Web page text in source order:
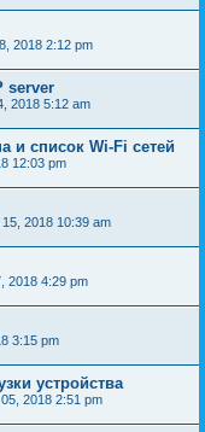
2018 2:12 pm
server
2018 5:12 am
и список Wi-Fi сетей
12:03 pm
2018 10:39 am
2018 4:29 pm
3:15 pm
устройства
2018 2:51 pm